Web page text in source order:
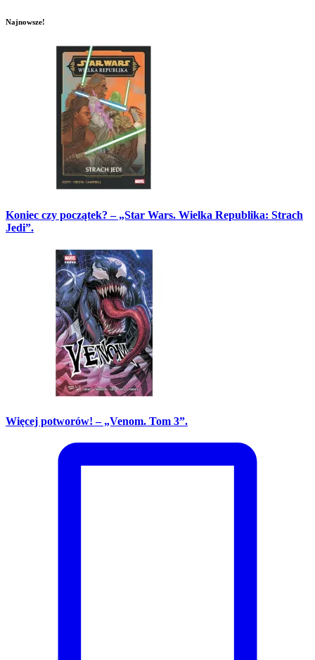
Najnowsze!
Koniec czy początek? – „Star Wars. Wielka Republika: Strach
Jedi”.
Więcej potworów! – „Venom. Tom 3”.